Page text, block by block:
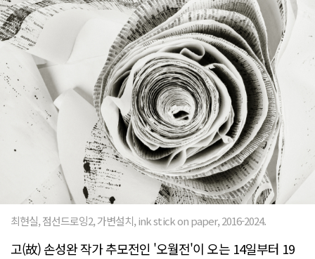
최현실, 점선드로잉2, 가변설치, ink stick on paper, 2016-2024.
고(故) 손성완 작가 추모전인 '오월전'이 오는 14일부터 19